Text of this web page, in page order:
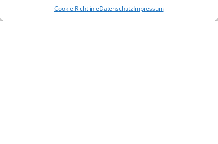
Cookie-RichtlinieDatenschutzImpressum